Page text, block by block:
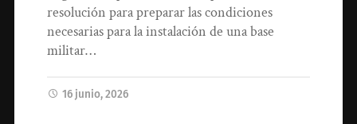
resolución para preparar las condiciones
necesarias para la instalación de una base
militar…
16 junio, 2026